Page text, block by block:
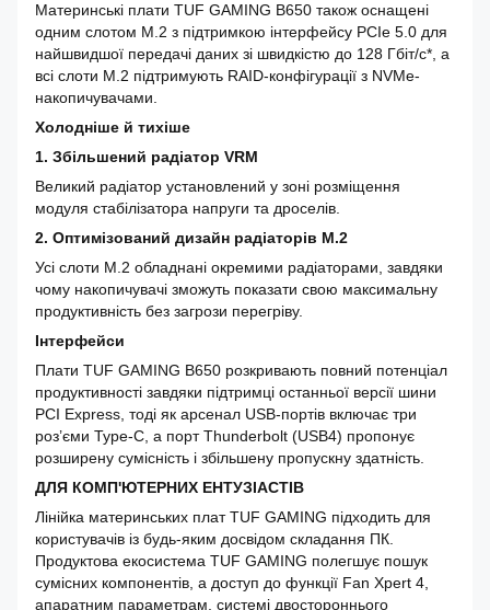
Материнські плати TUF GAMING B650 також оснащені
одним слотом M.2 з підтримкою інтерфейсу PCIe 5.0 для
найшвидшої передачі даних зі швидкістю до 128 Гбіт/с*, а
всі слоти M.2 підтримують RAID-конфігурації з NVMe-
накопичувачами.
Холодніше й тихіше
1. Збільшений радіатор VRM
Великий радіатор установлений у зоні розміщення
модуля стабілізатора напруги та дроселів.
2. Оптимізований дизайн радіаторів M.2
Усі слоти M.2 обладнані окремими радіаторами, завдяки
чому накопичувачі зможуть показати свою максимальну
продуктивність без загрози перегріву.
Інтерфейси
Плати TUF GAMING B650 розкривають повний потенціал
продуктивності завдяки підтримці останньої версії шини
PCI Express, тоді як арсенал USB-портів включає три
роз’єми Type-C, а порт Thunderbolt (USB4) пропонує
розширену сумісність і збільшену пропускну здатність.
ДЛЯ КОМП'ЮТЕРНИХ ЕНТУЗІАСТІВ
Лінійка материнських плат TUF GAMING підходить для
користувачів із будь-яким досвідом складання ПК.
Продуктова екосистема TUF GAMING полегшує пошук
сумісних компонентів, а доступ до функції Fan Xpert 4,
апаратним параметрам, системі двостороннього